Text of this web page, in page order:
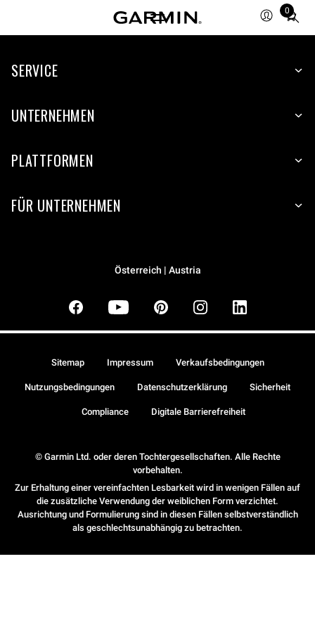
0
Total
items
cart:
SERVICE
UNTERNEHMEN
PLATTFORMEN
FÜR UNTERNEHMEN
Österreich | Austria
© Garmin Ltd. oder deren Tochtergesellschaften. Alle Rechte
vorbehalten.
Zur Erhaltung einer vereinfachten Lesbarkeit wird in wenigen Fällen auf
die zusätzliche Verwendung der weiblichen Form verzichtet.
Ausrichtung und Formulierung sind in diesen Fällen selbstverständlich
als geschlechtsunabhängig zu betrachten.
Sitemap Impressum Verkaufsbedingungen
Nutzungsbedingungen Datenschutzerklärung Sicherheit
Compliance Digitale Barrierefreiheit